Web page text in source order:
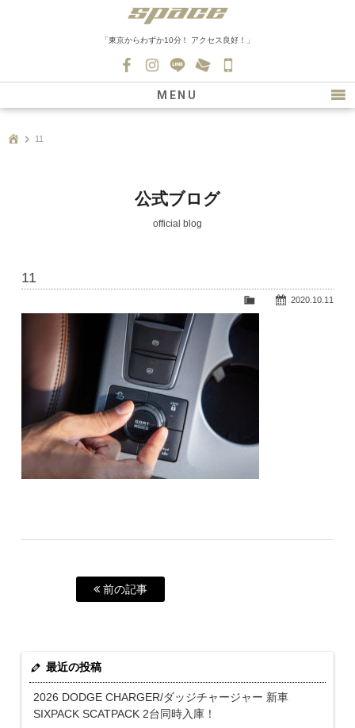
「東京からわずか10分！ アクセス良好！」
0139
MENU
新車情報
在庫車情報
会社紹介
スタッフ募集
11
公式ブログ
official blog
11
2020.10.11
前の記事
最近の投稿
2026 DODGE CHARGER/ダッジチャージャー 新車
SIXPACK SCATPACK 2台同時入庫！